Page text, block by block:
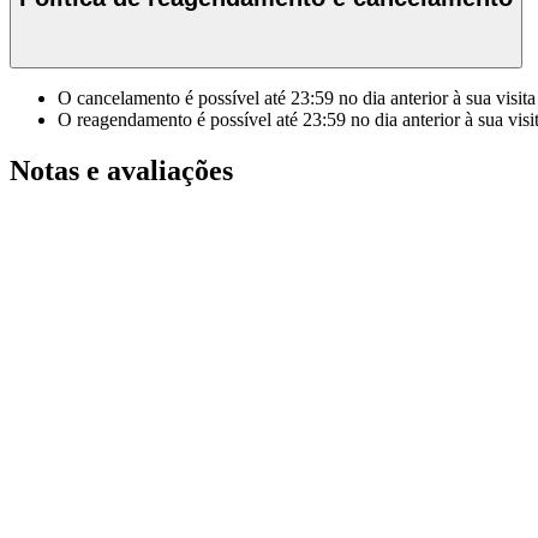
O cancelamento é possível até 23:59 no dia anterior à sua visita
O reagendamento é possível até 23:59 no dia anterior à sua
Notas e avaliações